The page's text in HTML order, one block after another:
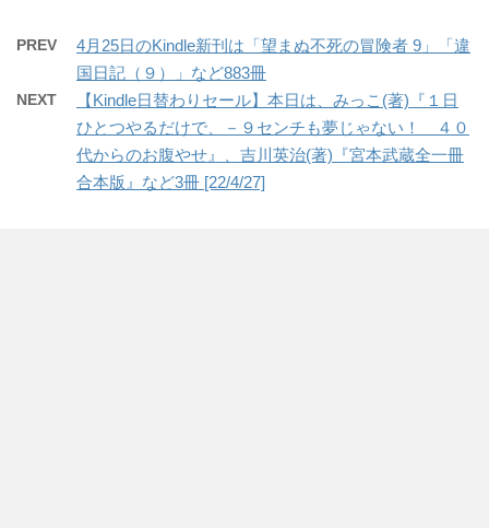
PREV
4月25日のKindle新刊は「望まぬ不死の冒険者 9」「違
国日記（９）」など883冊
NEXT
【Kindle日替わりセール】本日は、みっこ(著)『１日
ひとつやるだけで、－９センチも夢じゃない！ ４０
代からのお腹やせ』、吉川英治(著)『宮本武蔵全一冊
合本版』など3冊 [22/4/27]